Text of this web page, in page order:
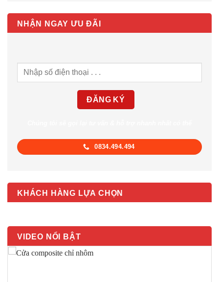
NHẬN NGAY ƯU ĐÃI
0834.494.494
KHÁCH HÀNG LỰA CHỌN
VIDEO NỔI BẬT